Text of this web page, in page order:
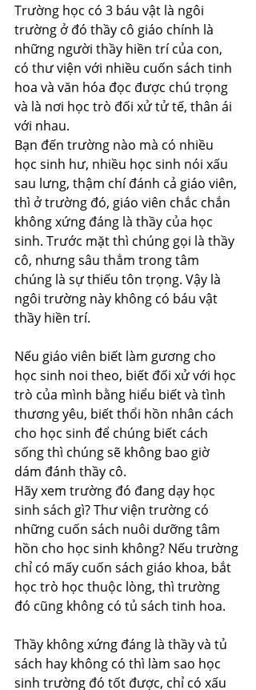
Trường học có 3 báu vật là ngôi
trường ở đó thầy cô giáo chính là
những người thầy hiền trí của con,
có thư viện với nhiều cuốn sách tinh
hoa và văn hóa đọc được chú trọng
và là nơi học trò đối xử tử tế, thân ái
với nhau.
Bạn đến trường nào mà có nhiều
học sinh hư, nhiều học sinh nói xấu
sau lưng, thậm chí đánh cả giáo viên,
thì ở trường đó, giáo viên chắc chắn
không xứng đáng là thầy của học
sinh. Trước mặt thì chúng gọi là thầy
cô, nhưng sâu thẳm trong tâm
chúng là sự thiếu tôn trọng. Vậy là
ngôi trường này không có báu vật
thầy hiền trí.
Nếu giáo viên biết làm gương cho
học sinh noi theo, biết đối xử với học
trò của mình bằng hiểu biết và tình
thương yêu, biết thổi hồn nhân cách
cho học sinh để chúng biết cách
sống thì chúng sẽ không bao giờ
dám đánh thầy cô.
Hãy xem trường đó đang dạy học
sinh sách gì? Thư viện trường có
những cuốn sách nuôi dưỡng tâm
hồn cho học sinh không? Nếu trường
chỉ có mấy cuốn sách giáo khoa, bắt
học trò học thuộc lòng, thì trường
đó cũng không có tủ sách tinh hoa.
Thầy không xứng đáng là thầy và tủ
sách hay không có thì làm sao học
sinh trường đó tốt được, chỉ có xấu